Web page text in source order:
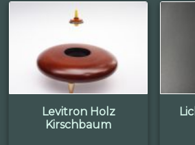
Levitron Holz
Kirschbaum